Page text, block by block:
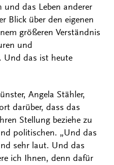
das Leben anderer
Blick über den eigenen
größeren Verständnis
und
Und das ist heute
Angela Stähler,
darüber, dass das
Stellung beziehe zu
politischen. „Und das
sehr laut. Und das
ich Ihnen, denn dafür